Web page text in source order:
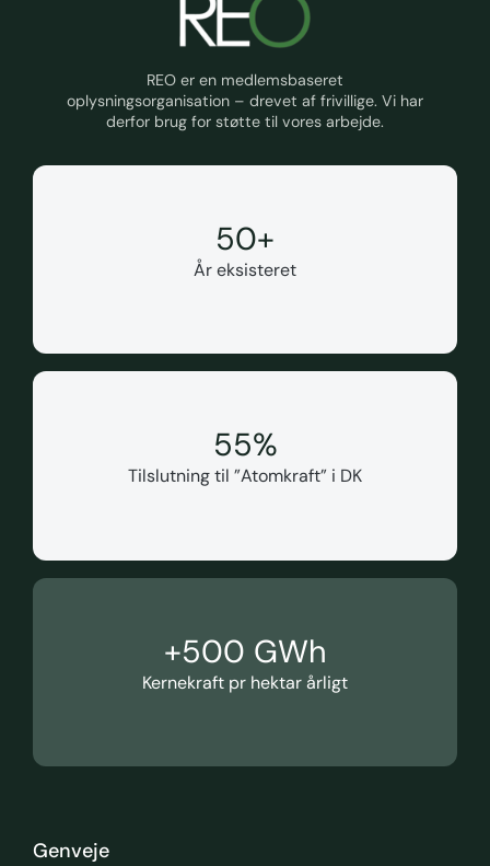
REO er en medlemsbaseret
oplysningsorganisation – drevet af frivillige. Vi har
derfor brug for støtte til vores arbejde.
50+
År eksisteret
55%
Tilslutning til ”Atomkraft” i DK
+500 GWh
Kernekraft pr hektar årligt
Genveje